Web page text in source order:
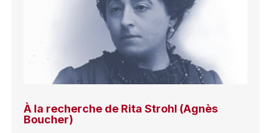
À la recherche de Rita Strohl (Agnès
Boucher)